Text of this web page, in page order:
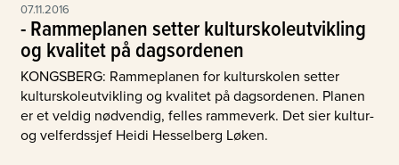
07.11.2016
- Rammeplanen setter kulturskoleutvikling
og kvalitet på dagsordenen
KONGSBERG: Rammeplanen for kulturskolen setter
kulturskoleutvikling og kvalitet på dagsordenen. Planen
er et veldig nødvendig, felles rammeverk. Det sier kultur-
og velferdssjef Heidi Hesselberg Løken.